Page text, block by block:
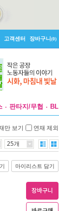
고객센터 장바구니(0)
판타지/무협 BL
만 보기 연재 제외
25개
마이리스트 담기
장바구니